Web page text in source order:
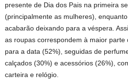
presente de Dia dos Pais na primeira
(principalmente as mulheres),
acabarão deixando para a véspera.
as roupas correspondem à maior parte
para a data (52%), seguidas de
calçados (30%) e acessórios (26%),
carteira e relógio.